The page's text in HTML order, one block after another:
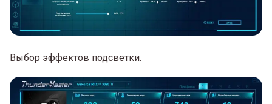
Выбор эффектов подсветки.